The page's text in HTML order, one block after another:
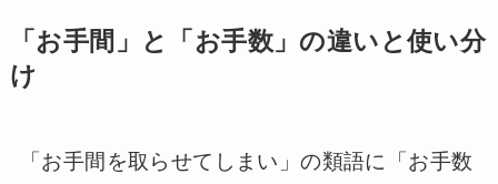
「お手間」と「お手数」の違いと使い分
け
「お手間を取らせてしまい」の類語に「お手数